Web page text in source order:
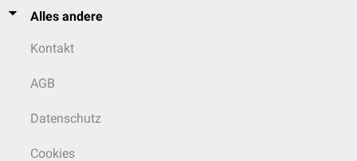
Alles andere
Kontakt
AGB
Datenschutz
Cookies